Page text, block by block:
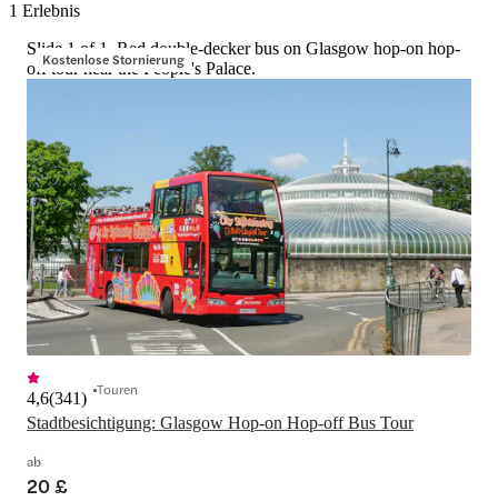
1 Erlebnis
Kostenlose Stornierung
Slide 1 of 1, Red double-decker bus on Glasgow hop-on hop-
off tour near the People's Palace.
Stadtbesichtigung: Glasgow Hop-on Hop-off Bus Tour
4,6(341) Touren
ab
20 £